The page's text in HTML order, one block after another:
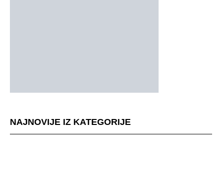
NAJNOVIJE IZ KATEGORIJE